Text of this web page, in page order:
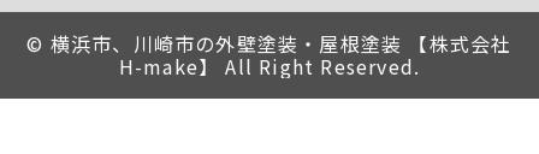
© 横浜市、川崎市の外壁塗装・屋根塗装 【株式会社
H-make】 All Right Reserved.